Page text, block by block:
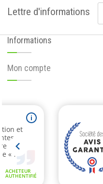
Lettre d'informations
Informations
Mon compte